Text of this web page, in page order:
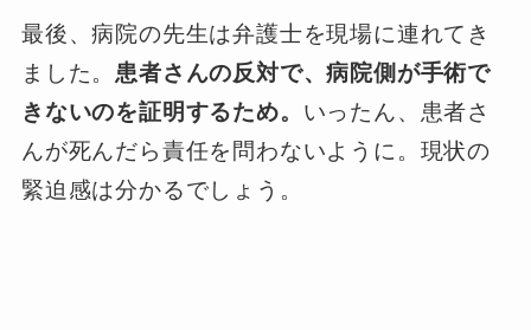
最後、病院の先生は弁護士を現場に連れてき
ました。 患者さんの反対で、病院側が手術で
きないのを証明するため。 いったん、患者さ
んが死んだら責任を問わないように。現状の
緊迫感は分かるでしょう。